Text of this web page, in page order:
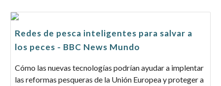
Redes de pesca inteligentes para salvar a
los peces - BBC News Mundo
Cómo las nuevas tecnologías podrían ayudar a implentar
las reformas pesqueras de la Unión Europea y proteger a